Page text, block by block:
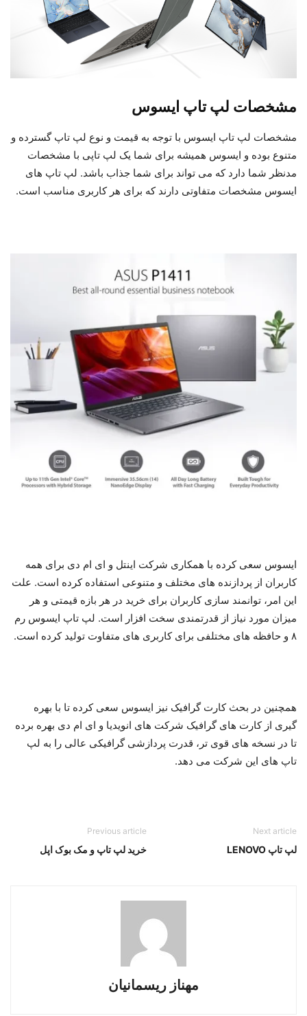
مشخصات لپ تاپ ایسوس
مشخصات لپ تاپ ایسوس با توجه به قیمت و نوع لپ تاپ گسترده و
متنوع بوده و ایسوس همیشه برای شما یک لپ تاپی با مشخصات
مدنظر شما دارد که می تواند برای شما جذاب باشد. لپ تاپ های
ایسوس مشخصات متفاوتی دارند که برای هر کاربری مناسب است.
ایسوس سعی کرده با همکاری شرکت اینتل و ای ام دی برای همه
کاربران از پردازنده های مختلف و متنوعی استفاده کرده است. علت
این امر، توانمند سازی کاربران برای خرید در هر بازه قیمتی و هر
میزان مورد نیاز از قدرتمندی سخت افزار است. لپ تاپ ایسوس رم
۸ و حافظه های مختلفی برای کاربری های متفاوت تولید کرده است.
همچنین در بحث کارت گرافیک نیز ایسوس سعی کرده تا با بهره
گیری از کارت های گرافیک شرکت های انویدیا و ای ام دی بهره برده
تا در نسخه های قوی تر، قدرت پردازشی گرافیکی عالی را به لپ
تاپ های این شرکت می دهد.
Previous article
خرید لپ تاپ و مک بوک اپل
Next article
لپ تاپ LENOVO
مهناز ریسمانیان